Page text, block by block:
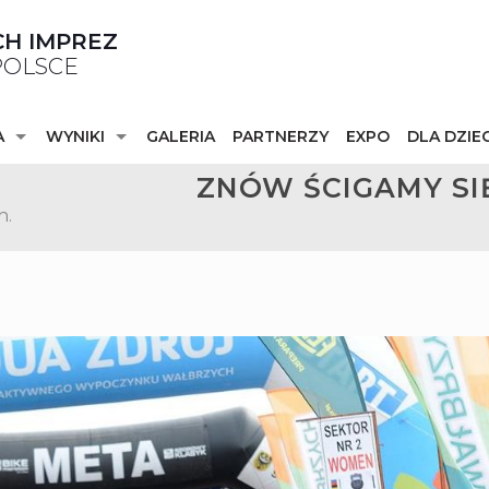
IMPREZ
WYNIKI GALERIA PARTNERZY EXPO DLA
ZNÓW ŚCIGAMY